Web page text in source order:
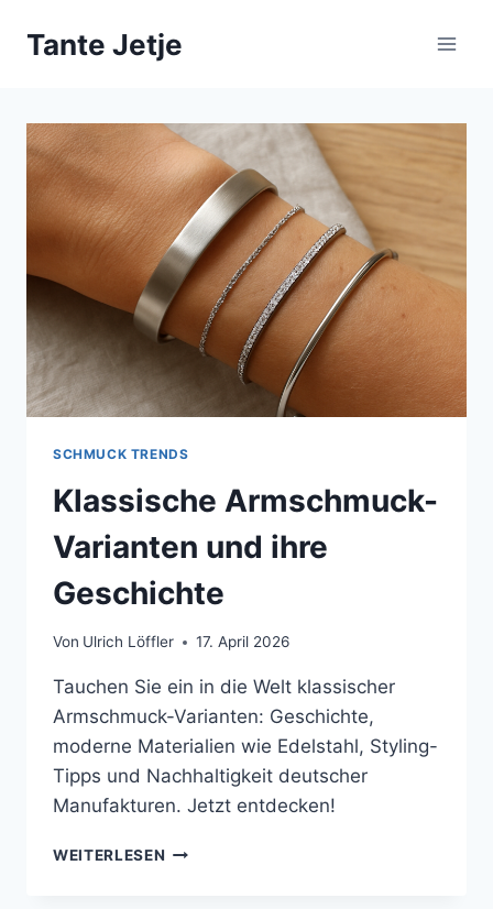
InhaltTante Jetje
SCHMUCK TRENDS
Klassische Armschmuck-
Varianten und ihre
Geschichte
Von Ulrich Löffler 17. April 2026
Tauchen Sie ein in die Welt klassischer
Armschmuck-Varianten: Geschichte,
moderne Materialien wie Edelstahl, Styling-
Tipps und Nachhaltigkeit deutscher
Manufakturen. Jetzt entdecken!
WEITERLESEN KLASSISCHE